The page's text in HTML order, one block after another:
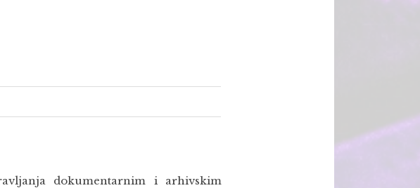
dokumentarnim i arhivskim